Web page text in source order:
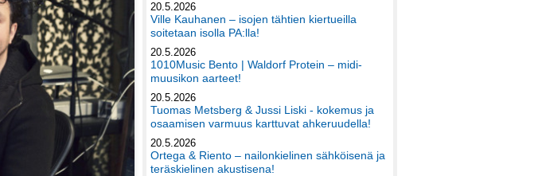
20.5.2026
Ville Kauhanen – isojen tähtien kiertueilla
soitetaan isolla PA:lla!
20.5.2026
1010Music Bento | Waldorf Protein – midi-
muusikon aarteet!
20.5.2026
Tuomas Metsberg & Jussi Liski - kokemus ja
osaamisen varmuus karttuvat ahkeruudella!
20.5.2026
Ortega & Riento – nailonkielinen sähköisenä ja
teräskielinen akustisena!